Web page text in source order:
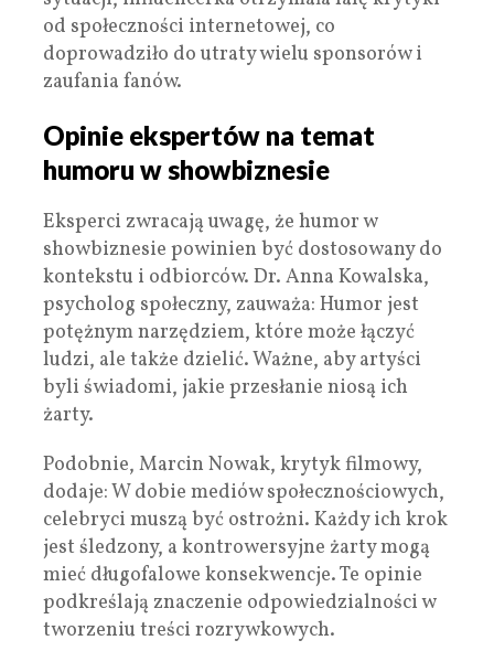
od społeczności internetowej, co
doprowadziło do utraty wielu sponsorów i
zaufania fanów.
Opinie ekspertów na temat
humoru w showbiznesie
Eksperci zwracają uwagę, że humor w
showbiznesie powinien być dostosowany do
kontekstu i odbiorców. Dr. Anna Kowalska,
psycholog społeczny, zauważa: Humor jest
potężnym narzędziem, które może łączyć
ludzi, ale także dzielić. Ważne, aby artyści
byli świadomi, jakie przesłanie niosą ich
żarty.
Podobnie, Marcin Nowak, krytyk filmowy,
dodaje: W dobie mediów społecznościowych,
celebryci muszą być ostrożni. Każdy ich krok
jest śledzony, a kontrowersyjne żarty mogą
mieć długofalowe konsekwencje. Te opinie
podkreślają znaczenie odpowiedzialności w
tworzeniu treści rozrywkowych.